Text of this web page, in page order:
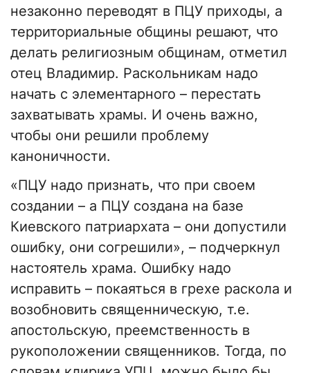
незаконно переводят в ПЦУ приходы, а
территориальные общины решают, что
делать религиозным общинам, отметил
отец Владимир. Раскольникам надо
начать с элементарного – перестать
захватывать храмы. И очень важно,
чтобы они решили проблему
каноничности.
«ПЦУ надо признать, что при своем
создании – а ПЦУ создана на базе
Киевского патриархата – они допустили
ошибку, они согрешили», – подчеркнул
настоятель храма. Ошибку надо
исправить – покаяться в грехе раскола и
возобновить священническую, т.е.
апостольскую, преемственность в
рукоположении священников. Тогда, по